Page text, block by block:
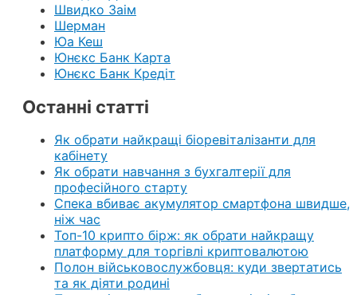
Швидко Заім
Шерман
Юа Кеш
Юнєкс Банк Карта
Юнєкс Банк Кредіт
Останні статті
Як обрати найкращі біоревіталізанти для
кабінету
Як обрати навчання з бухгалтерії для
професійного старту
Спека вбиває акумулятор смартфона швидше,
ніж час
Топ-10 крипто бірж: як обрати найкращу
платформу для торгівлі криптовалютою
Полон військовослужбовця: куди звертатись
та як діяти родині